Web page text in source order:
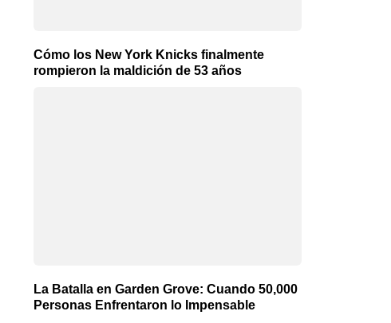
Cómo los New York Knicks finalmente
rompieron la maldición de 53 años
La Batalla en Garden Grove: Cuando 50,000
Personas Enfrentaron lo Impensable